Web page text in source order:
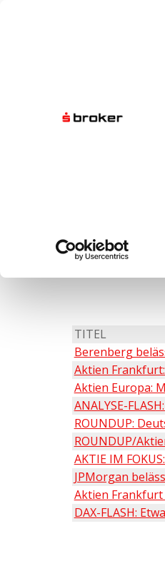
DEUTSCHE
Hier finden Sie
Ihnen die
TITEL
Berenberg
Aktien
Aktien Europa:
ANALYSE-
ROUNDUP:
ROUNDUP/
AKTIE IM
JPMorgan
Aktien Frankfurt
DAX-FLASH: